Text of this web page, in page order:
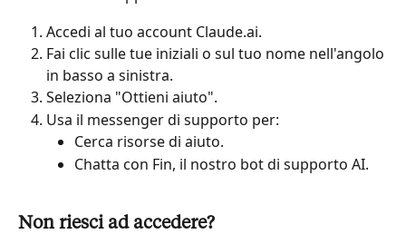
Accedi al tuo account Claude.ai.
Fai clic sulle tue iniziali o sul tuo nome nell'angolo
in basso a sinistra.
Seleziona "Ottieni aiuto".
Usa il messenger di supporto per:
Cerca risorse di aiuto.
Chatta con Fin, il nostro bot di supporto AI.
Non riesci ad accedere?